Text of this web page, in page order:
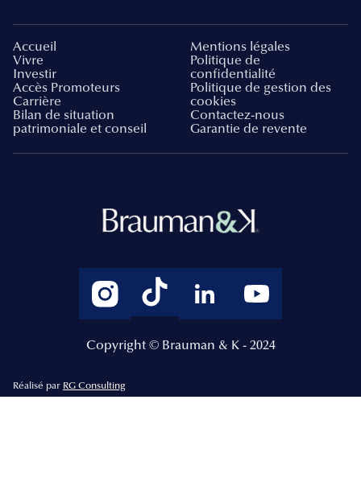
Accueil
Vivre
Investir
Accès Promoteurs
Carrière
Bilan de situation
patrimoniale et conseil
Mentions légales
Politique de
confidentialité
Politique de gestion des
cookies
Contactez-nous
Garantie de revente
Copyright © Brauman & K - 2024
Réalisé par RG Consulting